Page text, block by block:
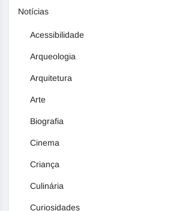
Notícias
Acessibilidade
Arqueologia
Arquitetura
Arte
Biografia
Cinema
Criança
Culinária
Curiosidades